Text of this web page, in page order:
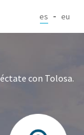
es eu
con Tolosa.